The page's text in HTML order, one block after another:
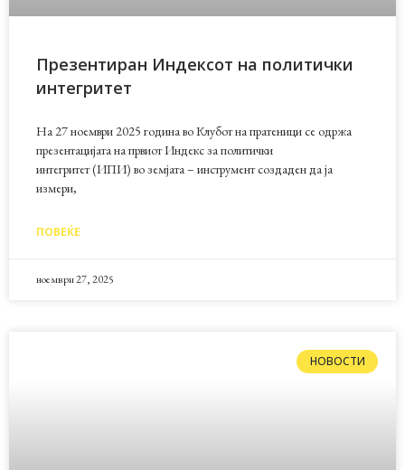
Презентиран Индексот на политички
интегритет
На 27 ноември 2025 година во Клубот на пратеници се одржа
презентацијата на првиот Индекс за политички
интегритет (ИПИ) во земјата – инструмент создаден да ја
измери,
ПОВЕЌЕ
ноември 27, 2025
НОВОСТИ